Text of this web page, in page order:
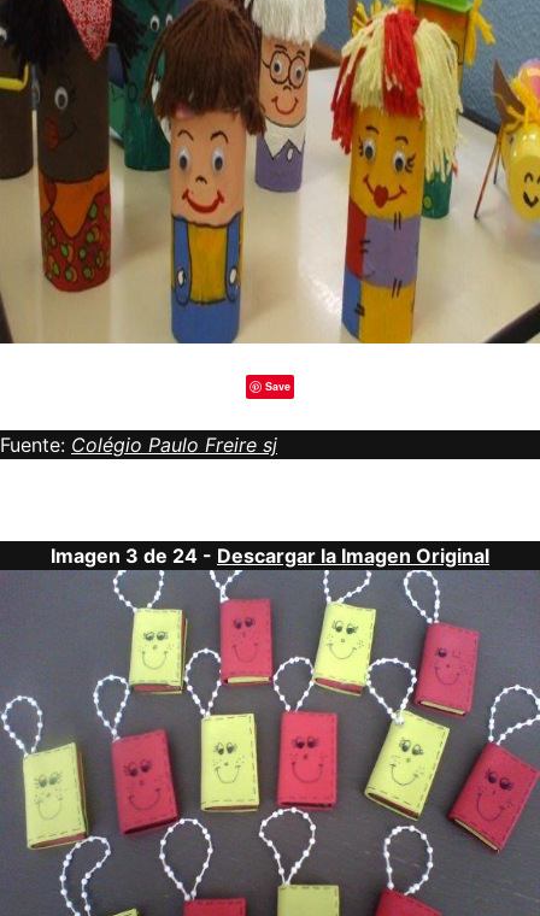
Save
Fuente: Colégio Paulo Freire sj
Imagen 3 de 24 - Descargar la Imagen Original